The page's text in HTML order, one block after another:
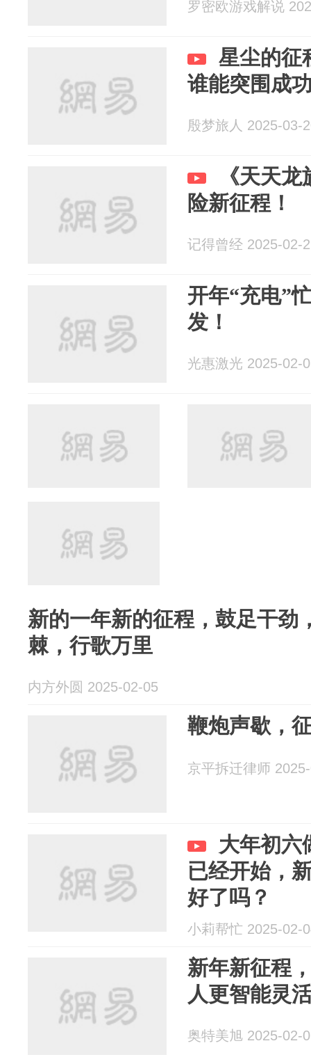
罗密欧游戏解说
星尘的征
谁能突围成
殷梦旅人 2025-03-
《天天
险新征程！
记得曾经 2025-02-
开年“充电”
发！
光惠激光 2025-02-
新的一年新的征程，鼓足干劲
棘，行歌万里
内方外圆 2025-02-05
鞭炮声歇，
京平拆迁律师
大年初六
已经开始，
好了吗？
小莉帮忙 2025-02-
新年新征程
人更智能灵
奥特美旭 2025-02-